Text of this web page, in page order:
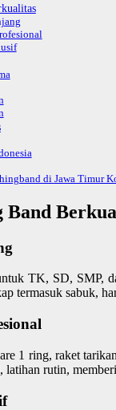
di Jawa Timur
TK, SD, SMP,
termasuk sabuk,
1 ring, raket
latihan rutin,